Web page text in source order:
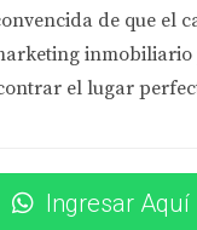
de que
a un crédito
de que el
inmobiliario
el lugar
Ingresar Aquí